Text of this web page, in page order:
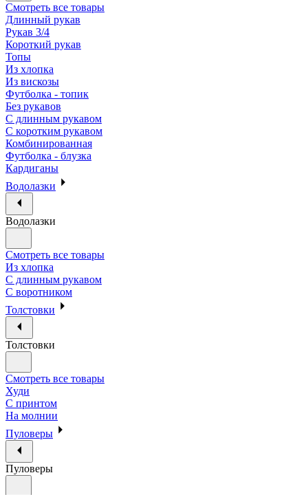
Смотреть все товары
Длинный рукав
Рукав 3/4
Короткий рукав
Топы
Из хлопка
Из вискозы
Футболка - топик
Без рукавов
С длинным рукавом
С коротким рукавом
Комбинированная
Футболка - блузка
Кардиганы
Водолазки
Водолазки
Смотреть все товары
Из хлопка
С длинным рукавом
С воротником
Толстовки
Толстовки
Смотреть все товары
Худи
С принтом
На молнии
Пуловеры
Пуловеры